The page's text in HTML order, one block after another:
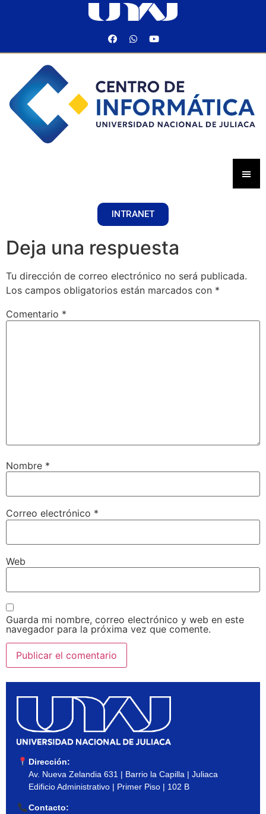
INTRANET
Deja una respuesta
Tu dirección de correo electrónico no será publicada.
Los campos obligatorios están marcados con *
Comentario *
Nombre *
Correo electrónico *
Web
Guarda mi nombre, correo electrónico y web en este
navegador para la próxima vez que comente.
Dirección:
Av. Nueva Zelandia 631 | Barrio la Capilla | Juliaca
Edificio Administrativo | Primer Piso | 102 B
Contacto: